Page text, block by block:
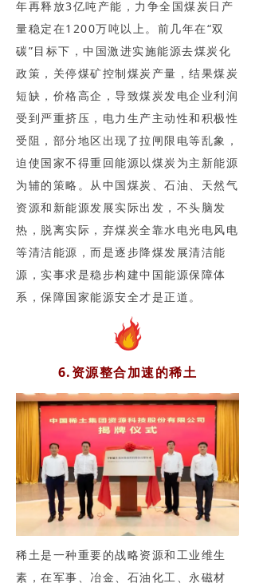
年再释放3亿吨产能，力争全国煤炭日产
量稳定在1200万吨以上。前几年在“双
碳”目标下，中国激进实施能源去煤炭化
政策，关停煤矿控制煤炭产量，结果煤炭
短缺，价格高企，导致煤炭发电企业利润
受到严重挤压，电力生产主动性和积极性
受阻，部分地区出现了拉闸限电等乱象，
迫使国家不得重回能源以煤炭为主新能源
为辅的策略。从中国煤炭、石油、天然气
资源和新能源发展实际出发，不头脑发
热，脱离实际，弃煤炭全靠水电光电风电
等清洁能源，而是逐步降煤发展清洁能
源，实事求是稳步构建中国能源保障体
系，保障国家能源安全才是正道。
6.资源整合加速的稀土
稀土是一种重要的战略资源和工业维生
素，在军事、冶金、石油化工、永磁材